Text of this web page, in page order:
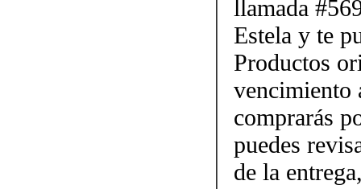
llamada
Estela y te
Productos
vencimiento
comprarás
puedes
de la